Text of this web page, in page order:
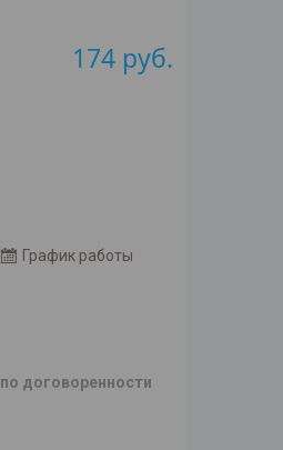
174 руб.
График работы
по договоренности